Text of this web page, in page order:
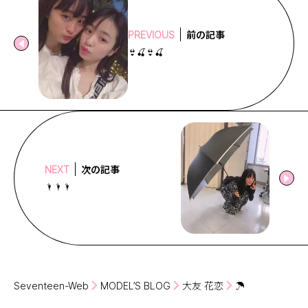
PREVIOUS 前の記事
👙🍒👙🍒
NEXT 次の記事
🌂🌂🌂
Seventeen-Web MODEL’S BLOG 大友 花恋 ☂